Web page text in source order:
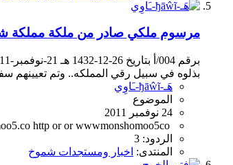
مرسوم ملكي صادر من ملكة مملكة
بذلوه في سبيل رقي المملكه.. وتم تعيينهم
هَـ-ђāŵĩ-ـَاوِي
الموضوع
24 نوفمبر 2011
http or or wwwmonshomoo5co
الردود: 3
المنتدى: اخبار ومستجدات شموخ